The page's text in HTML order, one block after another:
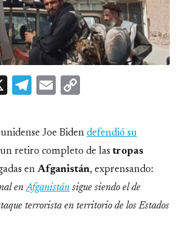
X Telegram
Email
Joe Biden defendió su
retiro completo de las tropas
en Afganistán, exprensando:
enAfganistán sigue siendo el de
terrorista en territorio de los Estados